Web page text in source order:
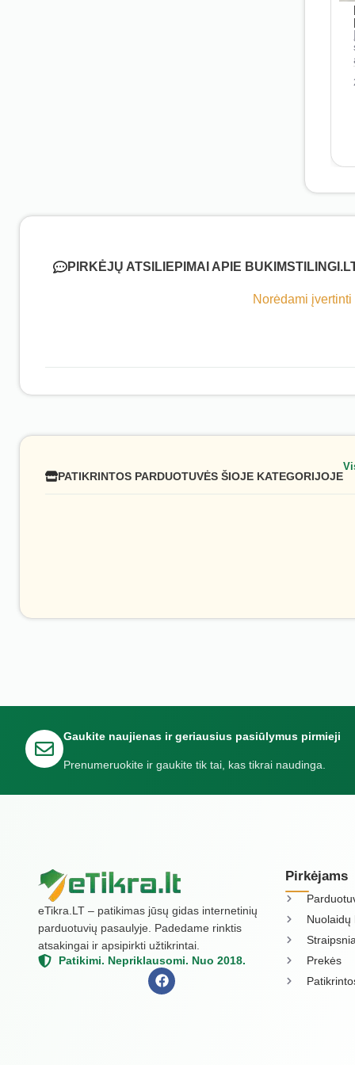
PIRKĖJŲ ATSILIEPIMAI APIE
Norėdami
PATIKRINTOS PARDUOTUVĖS ŠIOJE KATEGORIJOJE
Gaukite naujienas ir geriausius pasiūlymus pirmieji
Prenumeruokite ir gaukite tik tai, kas tikrai naudinga.
eTikra.LT – patikimas jūsų gidas internetinių
parduotuvių pasaulyje. Padedame rinktis
atsakingai ir apsipirkti užtikrintai.
Patikimi. Nepriklausomi. Nuo 2018.
Pirkėjams
Nuolaidų
Prekės